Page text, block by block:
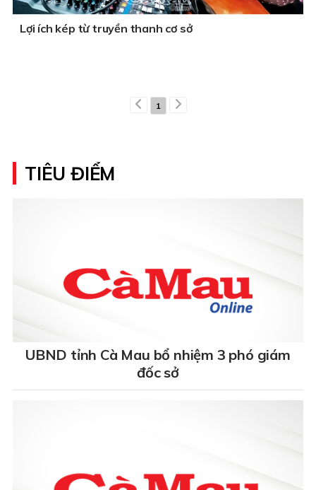
Lợi ích kép từ truyền thanh cơ sở
1
TIÊU ĐIỂM
UBND tỉnh Cà Mau bổ nhiệm 3 phó giám
đốc sở